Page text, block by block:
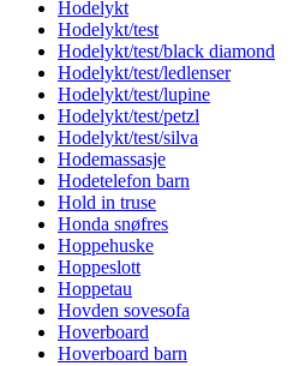
Hodelykt
Hodelykt/test
Hodelykt/test/black diamond
Hodelykt/test/ledlenser
Hodelykt/test/lupine
Hodelykt/test/petzl
Hodelykt/test/silva
Hodemassasje
Hodetelefon barn
Hold in truse
Honda snøfres
Hoppehuske
Hoppeslott
Hoppetau
Hovden sovesofa
Hoverboard
Hoverboard barn